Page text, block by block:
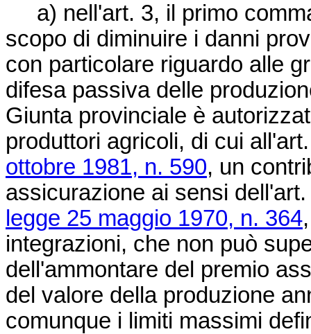
a) nell'art. 3, il primo
scopo di diminuire i danni
con particolare riguardo alle
difesa passiva delle
Giunta provinciale è
produttori agricoli, di cui
ottobre 1981, n. 590, un
assicurazione ai sensi
legge 25 maggio 1970, n. 364
integrazioni, che non può
dell'ammontare del premio
del valore della produzione
comunque i limiti massimi